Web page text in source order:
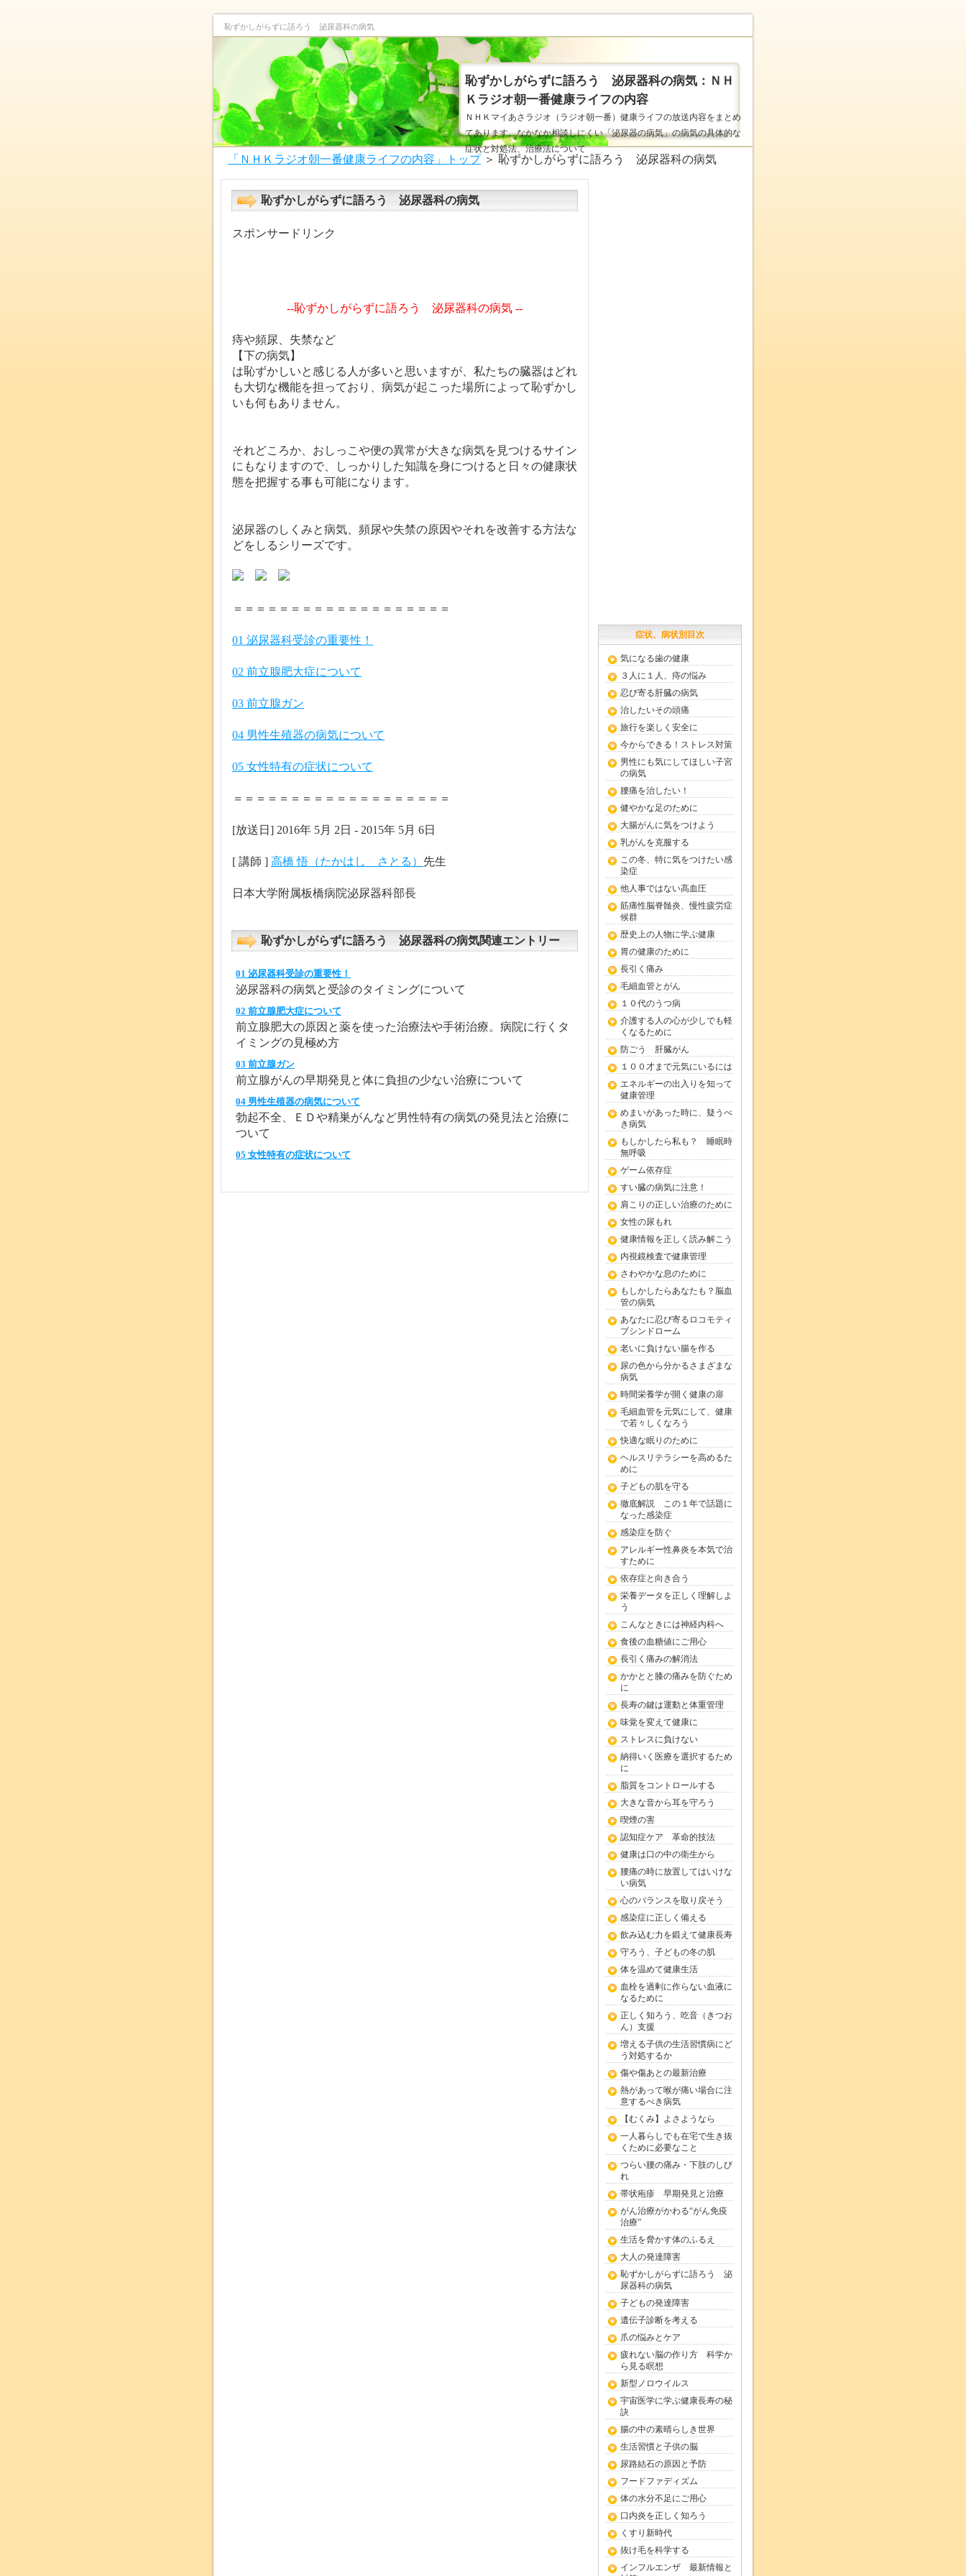
恥ずかしがらずに語ろう 泌尿器科の病気
恥ずかしがらずに語ろう 泌尿器科の病気：ＮＨ
Ｋラジオ朝一番健康ライフの内容
ＮＨＫマイあさラジオ（ラジオ朝一番）健康ライフの放送内容をまとめ
てあります。なかなか相談しにくい「泌尿器の病気」の病気の具体的な
症状と対処法、治療法について
「ＮＨＫラジオ朝一番健康ライフの内容」トップ＞ 恥ずかしがらずに語ろう 泌尿器科の病気
恥ずかしがらずに語ろう 泌尿器科の病気
スポンサードリンク
--恥ずかしがらずに語ろう 泌尿器科の病気 --
痔や頻尿、失禁など
【下の病気】
は恥ずかしいと感じる人が多いと思いますが、私たちの臓器はどれ
も大切な機能を担っており、病気が起こった場所によって恥ずかし
いも何もありません。
それどころか、おしっこや便の異常が大きな病気を見つけるサイン
にもなりますので、しっかりした知識を身につけると日々の健康状
態を把握する事も可能になります。
泌尿器のしくみと病気、頻尿や失禁の原因やそれを改善する方法な
どをしるシリーズです。
＝＝＝＝＝＝＝＝＝＝＝＝＝＝＝＝＝＝＝
01 泌尿器科受診の重要性！
02 前立腺肥大症について
03 前立腺ガン
04 男性生殖器の病気について
05 女性特有の症状について
＝＝＝＝＝＝＝＝＝＝＝＝＝＝＝＝＝＝＝
[放送日] 2016年 5月 2日 - 2015年 5月 6日
[ 講師 ] 高橋 悟（たかはし さとる） 先生
日本大学附属板橋病院泌尿器科部長
恥ずかしがらずに語ろう 泌尿器科の病気関連エントリー
01 泌尿器科受診の重要性！
泌尿器科の病気と受診のタイミングについて
02 前立腺肥大症について
前立腺肥大の原因と薬を使った治療法や手術治療。病院に行くタ
イミングの見極め方
03 前立腺ガン
前立腺がんの早期発見と体に負担の少ない治療について
04 男性生殖器の病気について
勃起不全、ＥＤや精巣がんなど男性特有の病気の発見法と治療に
ついて
05 女性特有の症状について
症状、病状別目次
気になる歯の健康
３人に１人、痔の悩み
忍び寄る肝臓の病気
治したいその頭痛
旅行を楽しく安全に
今からできる！ストレス対策
男性にも気にしてほしい子宮
の病気
腰痛を治したい！
健やかな足のために
大腸がんに気をつけよう
乳がんを克服する
この冬、特に気をつけたい感
染症
他人事ではない高血圧
筋痛性脳脊髄炎、慢性疲労症
候群
歴史上の人物に学ぶ健康
胃の健康のために
長引く痛み
毛細血管とがん
１０代のうつ病
介護する人の心が少しでも軽
くなるために
防ごう 肝臓がん
１００才まで元気にいるには
エネルギーの出入りを知って
健康管理
めまいがあった時に、疑うべ
き病気
もしかしたら私も？ 睡眠時
無呼吸
ゲーム依存症
すい臓の病気に注意！
肩こりの正しい治療のために
女性の尿もれ
健康情報を正しく読み解こう
内視鏡検査で健康管理
さわやかな息のために
もしかしたらあなたも？脳血
管の病気
あなたに忍び寄るロコモティ
ブシンドローム
老いに負けない腸を作る
尿の色から分かるさまざまな
病気
時間栄養学が開く健康の扉
毛細血管を元気にして、健康
で若々しくなろう
快適な眠りのために
ヘルスリテラシーを高めるた
めに
子どもの肌を守る
徹底解説 この１年で話題に
なった感染症
感染症を防ぐ
アレルギー性鼻炎を本気で治
すために
依存症と向き合う
栄養データを正しく理解しよ
う
こんなときには神経内科へ
食後の血糖値にご用心
長引く痛みの解消法
かかとと膝の痛みを防ぐため
に
長寿の鍵は運動と体重管理
味覚を変えて健康に
ストレスに負けない
納得いく医療を選択するため
に
脂質をコントロールする
大きな音から耳を守ろう
喫煙の害
認知症ケア 革命的技法
健康は口の中の衛生から
腰痛の時に放置してはいけな
い病気
心のバランスを取り戻そう
感染症に正しく備える
飲み込む力を鍛えて健康長寿
守ろう、子どもの冬の肌
体を温めて健康生活
血栓を過剰に作らない血液に
なるために
正しく知ろう、吃音（きつお
ん）支援
増える子供の生活習慣病にど
う対処するか
傷や傷あとの最新治療
熱があって喉が痛い場合に注
意するべき病気
【むくみ】よさようなら
一人暮らしでも在宅で生き抜
くために必要なこと
つらい腰の痛み・下肢のしび
れ
帯状疱疹 早期発見と治療
がん治療がかわる“がん免疫
治療”
生活を脅かす体のふるえ
大人の発達障害
恥ずかしがらずに語ろう 泌
尿器科の病気
子どもの発達障害
遺伝子診断を考える
爪の悩みとケア
疲れない脳の作り方 科学か
ら見る瞑想
新型ノロウイルス
宇宙医学に学ぶ健康長寿の秘
訣
腸の中の素晴らしき世界
生活習慣と子供の脳
尿路結石の原因と予防
フードファディズム
体の水分不足にご用心
口内炎を正しく知ろう
くすり新時代
抜け毛を科学する
インフルエンザ 最新情報と